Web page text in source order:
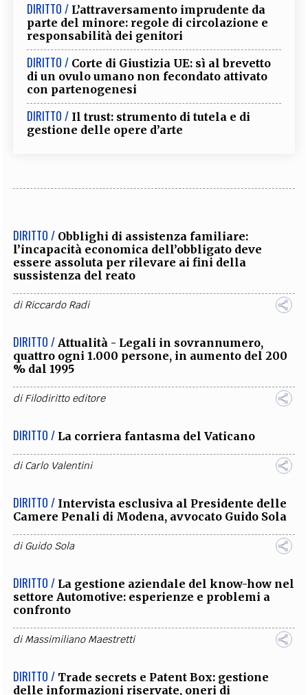
DIRITTO / L’attraversamento imprudente da
parte del minore: regole di circolazione e
responsabilità dei genitori
DIRITTO / Corte di Giustizia UE: sì al brevetto
di un ovulo umano non fecondato attivato
con partenogenesi
DIRITTO / Il trust: strumento di tutela e di
gestione delle opere d’arte
DIRITTO / Obblighi di assistenza familiare:
l’incapacità economica dell’obbligato deve
essere assoluta per rilevare ai fini della
sussistenza del reato
diRiccardo Radi
DIRITTO / Attualità - Legali in sovrannumero,
quattro ogni 1.000 persone, in aumento del 200
% dal 1995
diFilodiritto editore
DIRITTO / La corriera fantasma del Vaticano
diCarlo Valentini
DIRITTO / Intervista esclusiva al Presidente delle
Camere Penali di Modena, avvocato Guido Sola
diGuido Sola
DIRITTO / La gestione aziendale del know-how nel
settore Automotive: esperienze e problemi a
confronto
diMassimiliano Maestretti
DIRITTO / Trade secrets e Patent Box: gestione
delle informazioni riservate, oneri di